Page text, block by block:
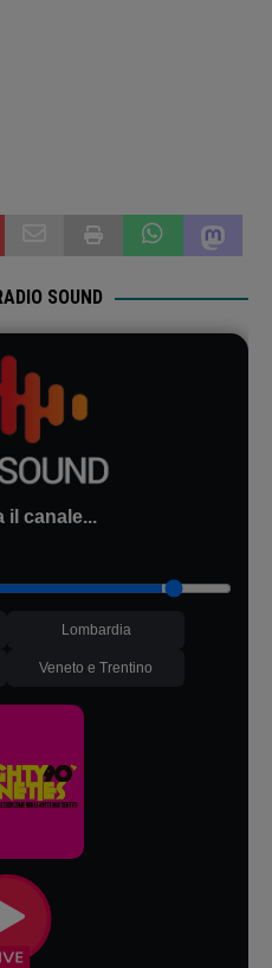
SOUND
il canale...
Lombardia
Veneto e Trentino